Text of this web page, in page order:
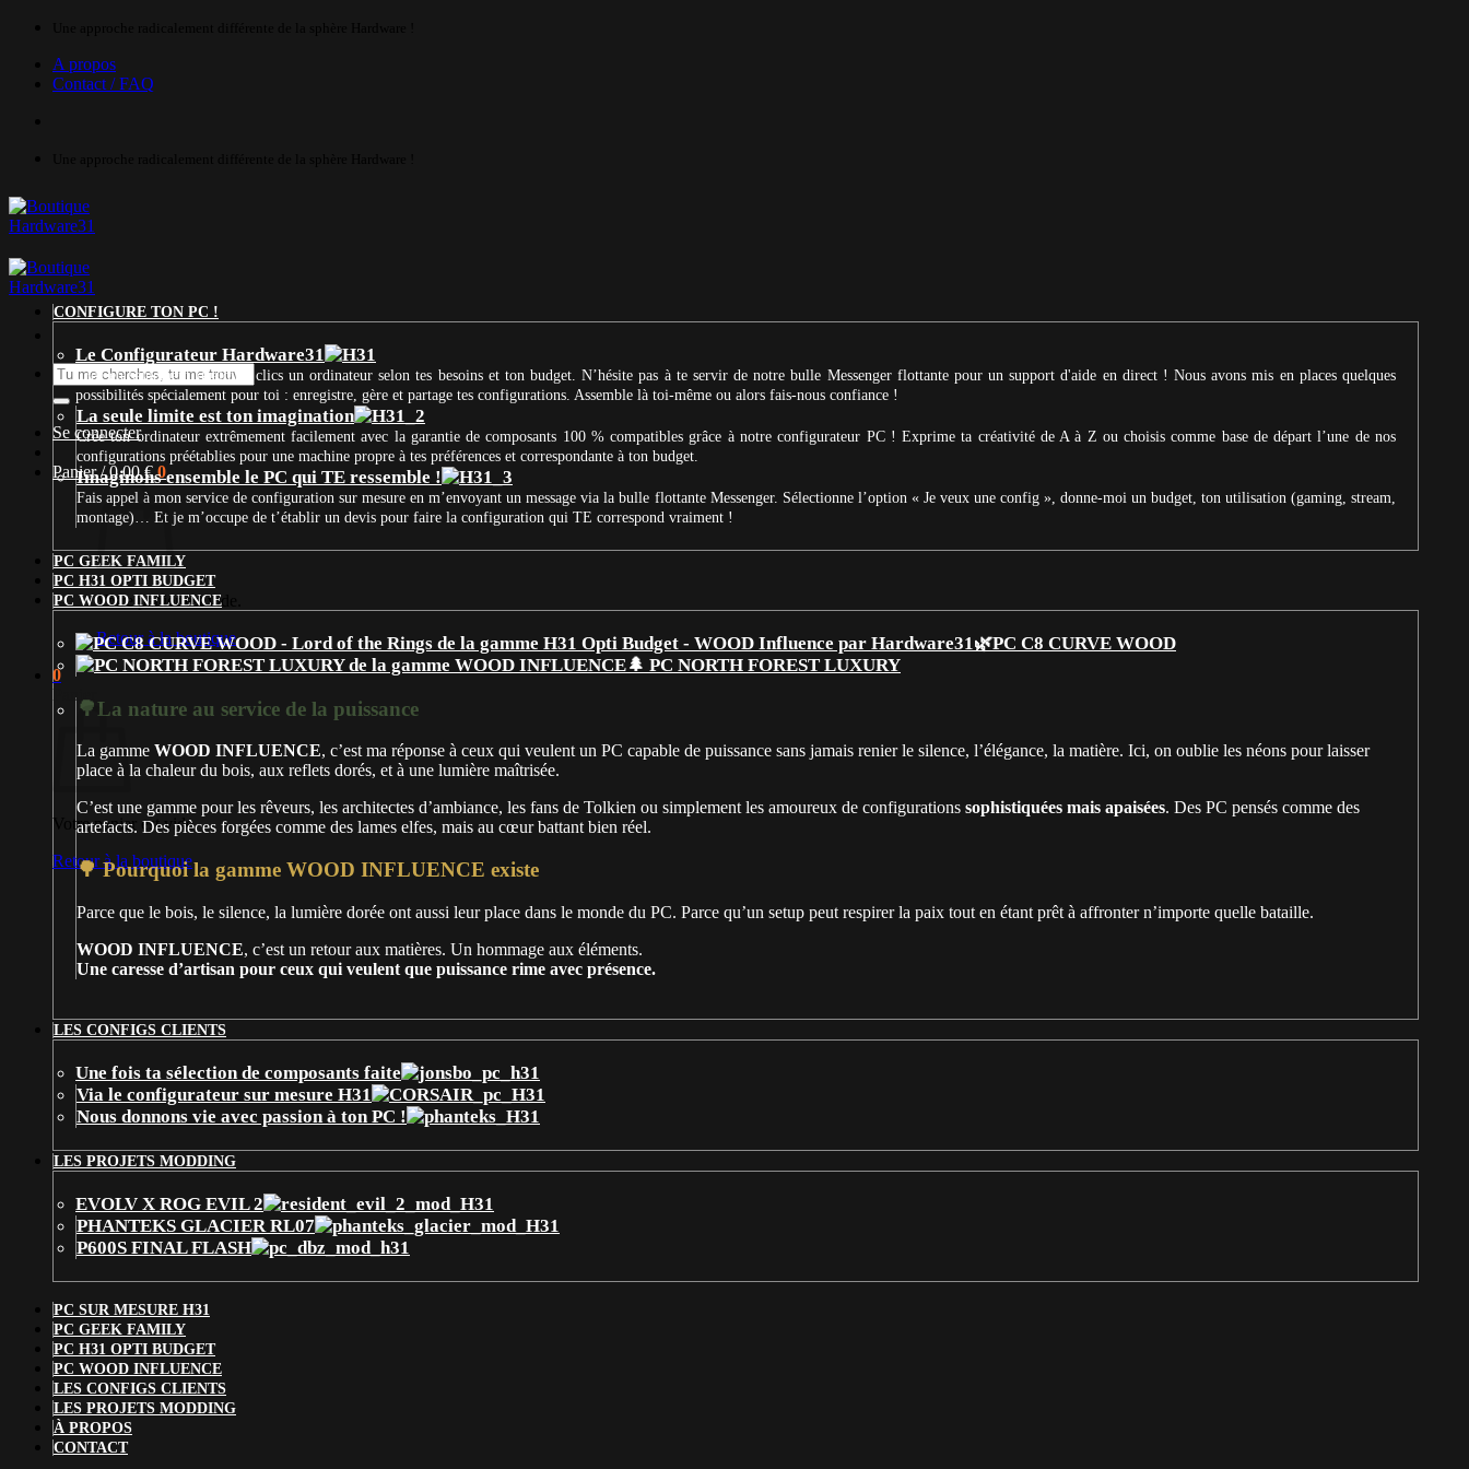
contenuA propos
Contact / FAQ
Recherche
pour :
Se connecter
Panier /0,00€ 0
Votre panier est vide.
Retour à la boutique
0
Panier
Votre panier est vide.
Retour à la boutique
CONFIGURE TON PC !
Le Configurateur Hardware31
Crée en seulement quelques clics un ordinateur selon tes besoins et ton budget. N’hésite pas à te servir de notre bulle Messenger flottante pour un support d'aide en direct ! Nous avons mis en places quelques
possibilités spécialement pour toi : enregistre, gère et partage tes configurations. Assemble là toi-même ou alors fais-nous confiance !
La seule limite est ton imagination
Crée ton ordinateur extrêmement facilement avec la garantie de composants 100 % compatibles grâce à notre configurateur PC ! Exprime ta créativité de A à Z ou choisis comme base de départ l’une de nos
configurations préétablies pour une machine propre à tes préférences et correspondante à ton budget.
Imaginons ensemble le PC qui TE ressemble !
Fais appel à mon service de configuration sur mesure en m’envoyant un message via la bulle flottante Messenger. Sélectionne l’option « Je veux une config », donne-moi un budget, ton utilisation (gaming, stream,
montage)… Et je m’occupe de t’établir un devis pour faire la configuration qui TE correspond vraiment !
PC GEEK FAMILY
PC H31 OPTI BUDGET
PC WOOD INFLUENCE
🌿PC C8 CURVE WOOD
🌲 PC NORTH FOREST LUXURY
🌳La nature au service de la puissance
La gamme WOOD INFLUENCE, c’est ma réponse à ceux qui veulent un PC capable de puissance sans jamais renier le silence, l’élégance, la matière. Ici, on oublie les néons pour laisser
place à la chaleur du bois, aux reflets dorés, et à une lumière maîtrisée.
C’est une gamme pour les rêveurs, les architectes d’ambiance, les fans de Tolkien ou simplement les amoureux de configurations sophistiquées mais apaisées. Des PC pensés comme des
artefacts. Des pièces forgées comme des lames elfes, mais au cœur battant bien réel.
🌳 Pourquoi la gamme WOOD INFLUENCE existe
Parce que le bois, le silence, la lumière dorée ont aussi leur place dans le monde du PC. Parce qu’un setup peut respirer la paix tout en étant prêt à affronter n’importe quelle bataille.
WOOD INFLUENCE, c’est un retour aux matières. Un hommage aux éléments.
Une caresse d’artisan pour ceux qui veulent que puissance rime avec présence.
LES CONFIGS CLIENTS
Une fois ta sélection de composants faite
Via le configurateur sur mesure H31
Nous donnons vie avec passion à ton PC !
LES PROJETS MODDING
EVOLV X ROG EVIL 2
PHANTEKS GLACIER RL07
P600S FINAL FLASH
PC SUR MESURE H31
PC GEEK FAMILY
PC H31 OPTI BUDGET
PC WOOD INFLUENCE
LES CONFIGS CLIENTS
LES PROJETS MODDING
À PROPOS
CONTACT